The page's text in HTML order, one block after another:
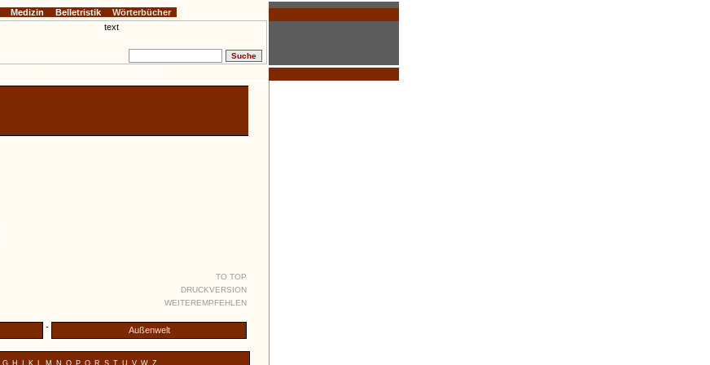
TO TOP
DRUCKVERSION
WEITEREMPFEHLEN
- Außenwelt
Medizin Belletristik Wörterbücher